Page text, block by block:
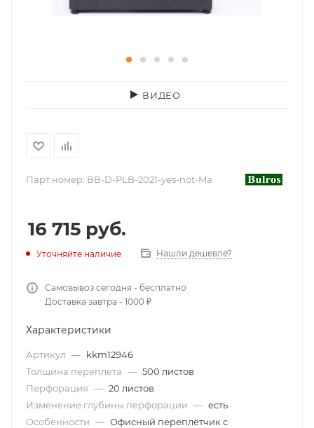
ВИДЕО
Парт номер: BB-D-PLB-2021-yes-not-Ma
16 715 руб.
Уточняйте наличие Нашли дешевле?
Самовывоз сегодня - бесплатно
Доставка завтра - 1000 ₽
Характеристики
Артикул — kkm12946
Толщина переплета — 500 листов
Перфорация — 20 листов
Изменение глубины перфорации — есть
Особенности — Офисный переплётчик с